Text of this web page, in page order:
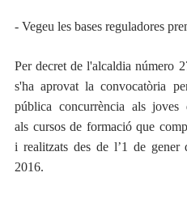
- Vegeu les bases reguladores
Per decret de l'alcaldia número
s'ha aprovat la convocatòria
pública concurrència als
als cursos de formació que
i realitzats des de l’1 de
2016.